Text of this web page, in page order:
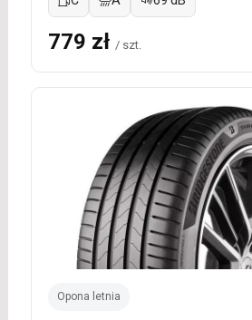
779 zł / szt.
Opona letnia